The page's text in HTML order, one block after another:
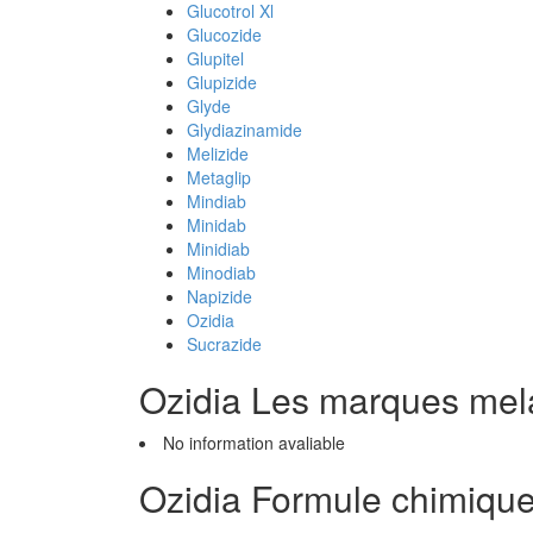
Glucotrol Xl
Glucozide
Glupitel
Glupizide
Glyde
Glydiazinamide
Melizide
Metaglip
Mindiab
Minidab
Minidiab
Minodiab
Napizide
Ozidia
Sucrazide
Ozidia Les marques
No information avaliable
Ozidia Formule